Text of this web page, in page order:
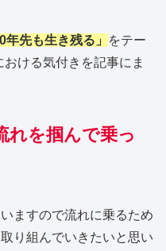
年先も生き残る」
をテー
ける気付きを記事にま
れを掴んで乗っ
ますので流れに乗るため
り組んでいきたいと思い